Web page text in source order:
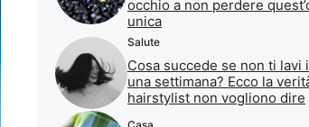
occhio a non perdere
unica
Salute
Cosa succede se non ti lavi
una settimana? Ecco la
hairstylist non vogliono dire
Casa